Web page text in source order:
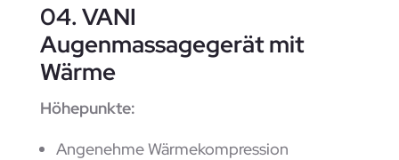
04. VANI
Augenmassagegerät mit
Wärme
Höhepunkte:
Angenehme Wärmekompression